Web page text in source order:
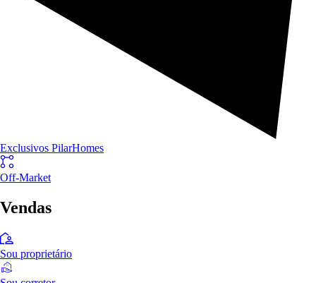
Exclusivos PilarHomes
Off-Market
Vendas
Sou proprietário